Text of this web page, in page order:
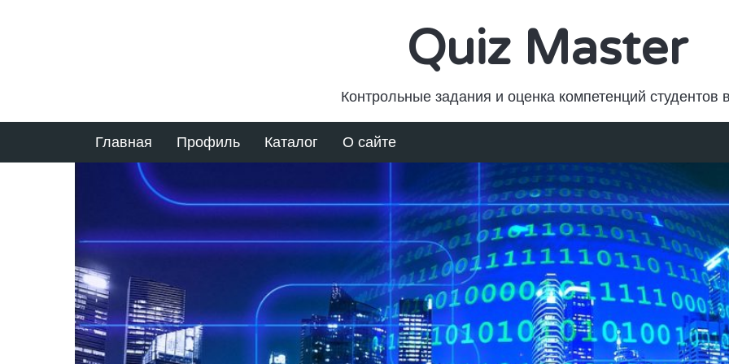
Quiz Master
Контрольные задания и оценка компетенций студентов
Главная Профиль Каталог О сайте